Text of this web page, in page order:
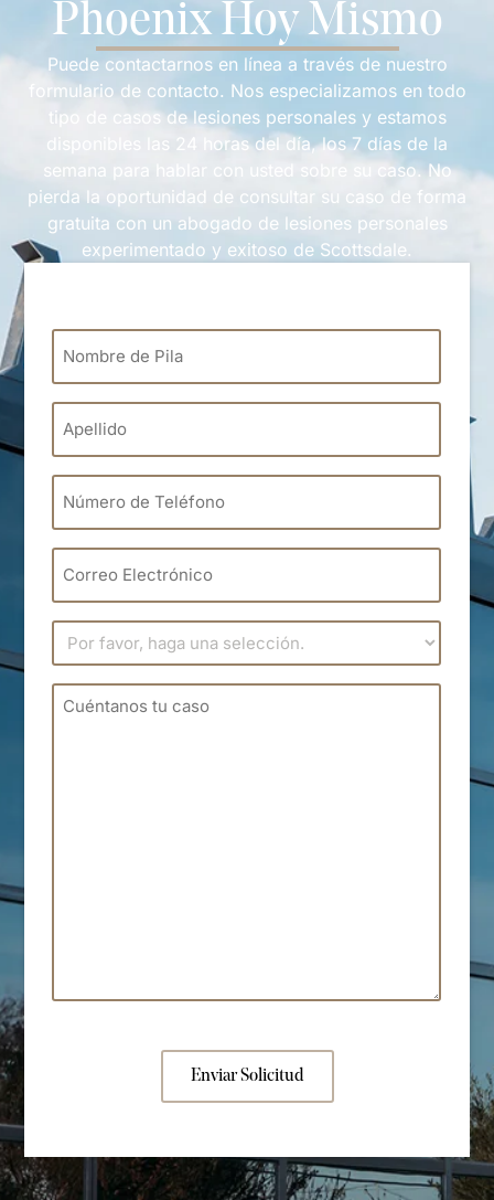
Phoenix Hoy Mismo
Puede contactarnos en línea a través de nuestro
formulario de contacto. Nos especializamos en todo
tipo de casos de lesiones personales y estamos
disponibles las 24 horas del día, los 7 días de la
semana para hablar con usted sobre su caso. No
pierda la oportunidad de consultar su caso de forma
gratuita con un abogado de lesiones personales
experimentado y exitoso de Scottsdale.
Enviar Solicitud